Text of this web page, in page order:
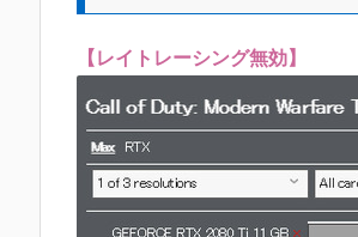
【レイトレーシング無効】